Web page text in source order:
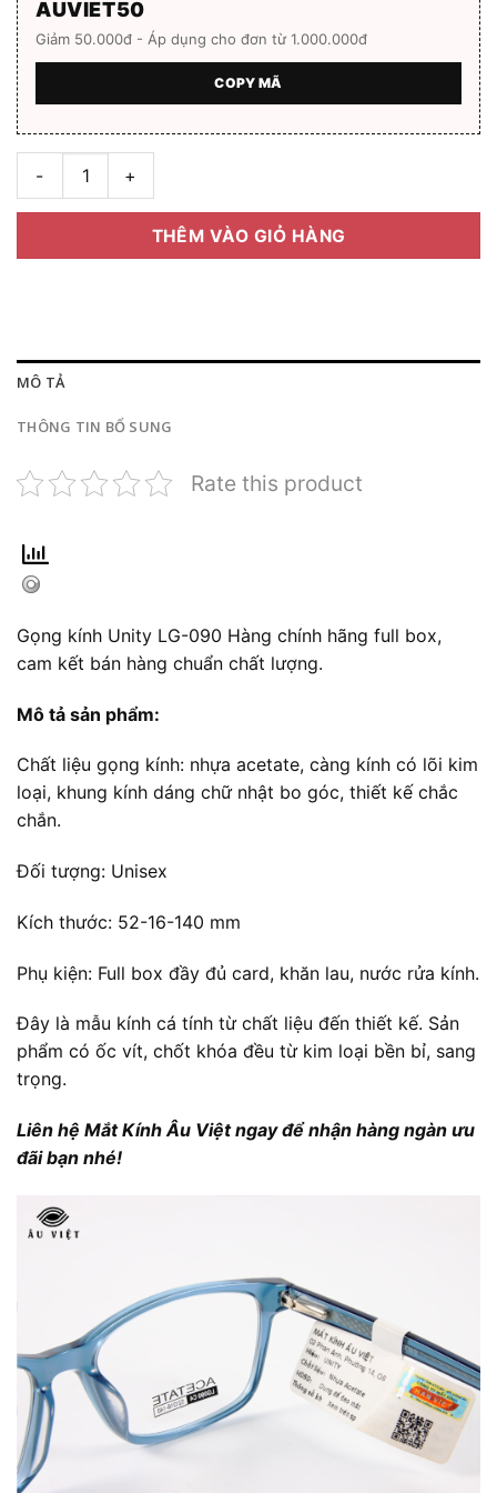
AUVIET50
Giảm 50.000đ - Áp dụng cho đơn từ 1.000.000đ
COPY MÃ
Gọng kính Unity LG-090 Hàng chính hãng Full box số lượng
THÊM VÀO GIỎ HÀNG
MÔ TẢ
THÔNG TIN BỔ SUNG
Rate this product
Gọng kính Unity LG-090 Hàng chính hãng full box,
cam kết bán hàng chuẩn chất lượng.
Mô tả sản phẩm:
Chất liệu gọng kính: nhựa acetate, càng kính có lõi kim
loại, khung kính dáng chữ nhật bo góc, thiết kế chắc
chắn.
Đối tượng: Unisex
Kích thước: 52-16-140 mm
Phụ kiện: Full box đầy đủ card, khăn lau, nước rửa kính.
Đây là mẫu kính cá tính từ chất liệu đến thiết kế. Sản
phẩm có ốc vít, chốt khóa đều từ kim loại bền bỉ, sang
trọng.
Liên hệ Mắt Kính Âu Việt ngay để nhận hàng ngàn ưu
đãi bạn nhé!